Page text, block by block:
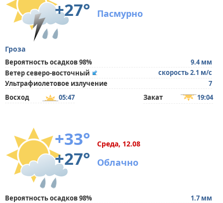
+27°
Пасмурно
Гроза
Вероятность осадков 98%
9.4 мм
Ветер северо-восточный
скорость 2.1 м/с
Ультрафиолетовое излучение
7
Восход
05:47 Закат 19:04
+33°
+27°
Среда, 12.08
Облачно
Вероятность осадков 98%
1.7 мм